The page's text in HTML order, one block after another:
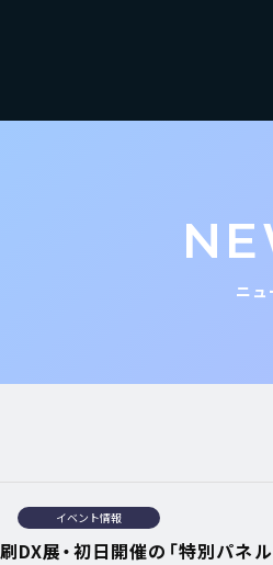
ニュ
イベント情報
DX展・初日開催の「特別パネ